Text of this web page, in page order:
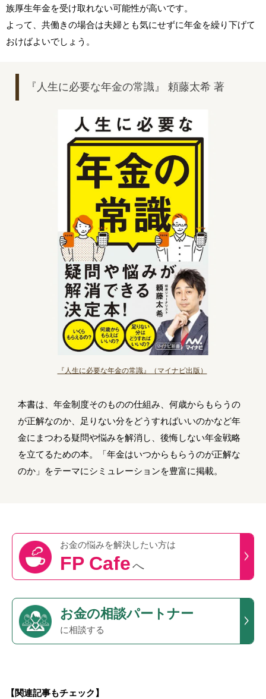
族厚生年金を受け取れない可能性が高いです。
よって、共働きの場合は夫婦とも気にせずに年金を繰り下げて
おけばよいでしょう。
『人生に必要な年金の常識』 頼藤太希 著
『人生に必要な年金の常識』（マイナビ出版）
本書は、年金制度そのものの仕組み、何歳からもらうの
が正解なのか、足りない分をどうすればいいのかなど年
金にまつわる疑問や悩みを解消し、後悔しない年金戦略
を立てるための本。「年金はいつからもらうのが正解な
のか」をテーマにシミュレーションを豊富に掲載。
お金の悩みを解決したい方は
FP Cafeへ
お金の相談パートナー
に相談する
【関連記事もチェック】